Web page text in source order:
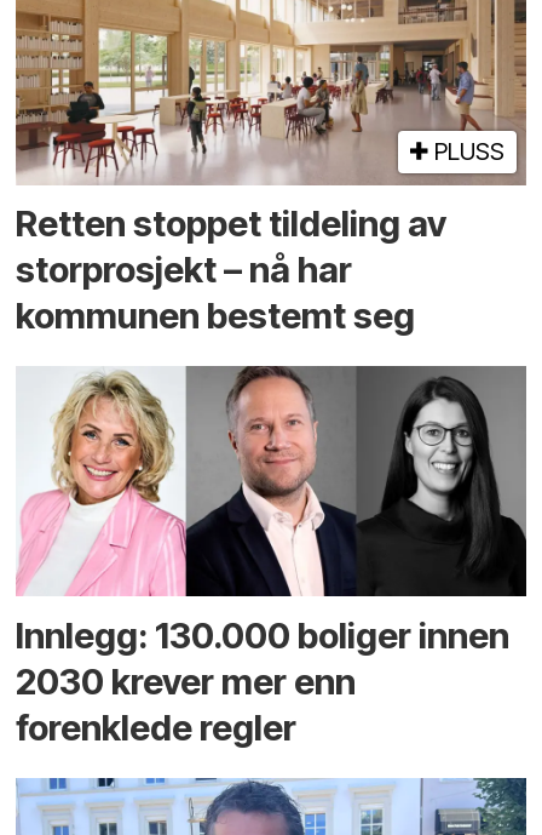
PLUSS
Retten stoppet tildeling av
storprosjekt – nå har
kommunen bestemt seg
Innlegg: 130.000 boliger innen
2030 krever mer enn
forenklede regler